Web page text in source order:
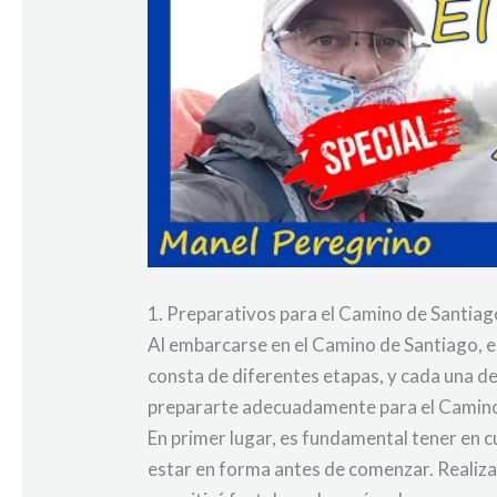
1. Preparativos para el Camino de
Al embarcarse en el Camino de
consta de diferentes etapas, y cada una
prepararte adecuadamente para el
En primer lugar, es fundamental tener en
estar en forma antes de comenzar.